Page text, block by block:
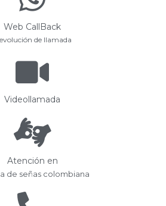
Web CallBack
de llamada
Videollamada
Atención en
de señas colombiana